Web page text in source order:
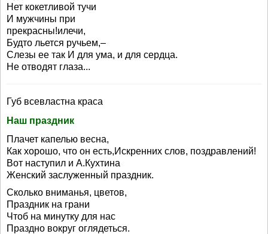
Нет кокетливой тучи
И мужчины при
прекрасны!илечи,
Будто льется ручьем,–
Слезы ее так И для ума, и для сердца.
Не отводят глаза...
Губ всевластна краса
Наш праздник
Плачет капелью весна,
Как хорошо, что он есть,Искренних слов, поздравлений!
Вот наступил и А.Кухтина
Женский заслуженный праздник.
Сколько вниманья, цветов,
Праздник на грани
Чтоб на минутку для нас
Праздно вокруг оглядеться.